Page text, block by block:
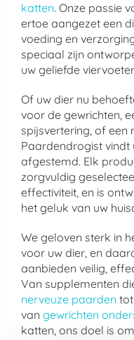
katten. Onze passie
ertoe aangezet een
voeding en
speciaal zijn
uw geliefde
Of uw dier nu
voor de gewrichten,
spijsvertering, of een
Paardendrogist vindt
afgestemd. Elk
zorgvuldig
effectiviteit, en is
het geluk van uw
We geloven sterk in
voor uw dier, en
aanbieden veilig,
Van supplementen
nerveuze paarden
van gewrichten
katten, ons doel is